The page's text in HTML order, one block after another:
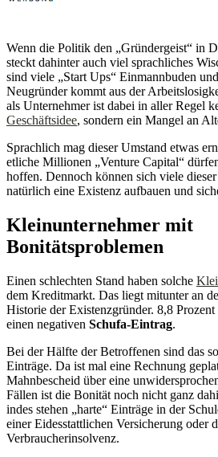
Wenn die Politik den „Gründergeist“ in
steckt dahinter auch viel sprachliches
sind viele „Start Ups“ Einmannbuden
Neugründer kommt aus der
als Unternehmer ist dabei in aller Regel
Geschäftsidee, sondern ein Mangel an
Sprachlich mag dieser Umstand etwas
etliche Millionen „Venture Capital“
hoffen. Dennoch können sich viele
natürlich eine Existenz aufbauen und
Kleinunternehmer mit
Bonitätsproblemen
Einen schlechten Stand haben solche
dem Kreditmarkt. Das liegt mitunter an
Historie der Existenzgründer. 8,8 Prozent
einen negativen Schufa-Eintrag.
Bei der Hälfte der Betroffenen sind das
Einträge. Da ist mal eine Rechnung
Mahnbescheid über eine
Fällen ist die Bonität noch nicht ganz
indes stehen „harte“ Einträge in der
einer Eidesstattlichen Versicherung oder
Verbraucherinsolvenz.